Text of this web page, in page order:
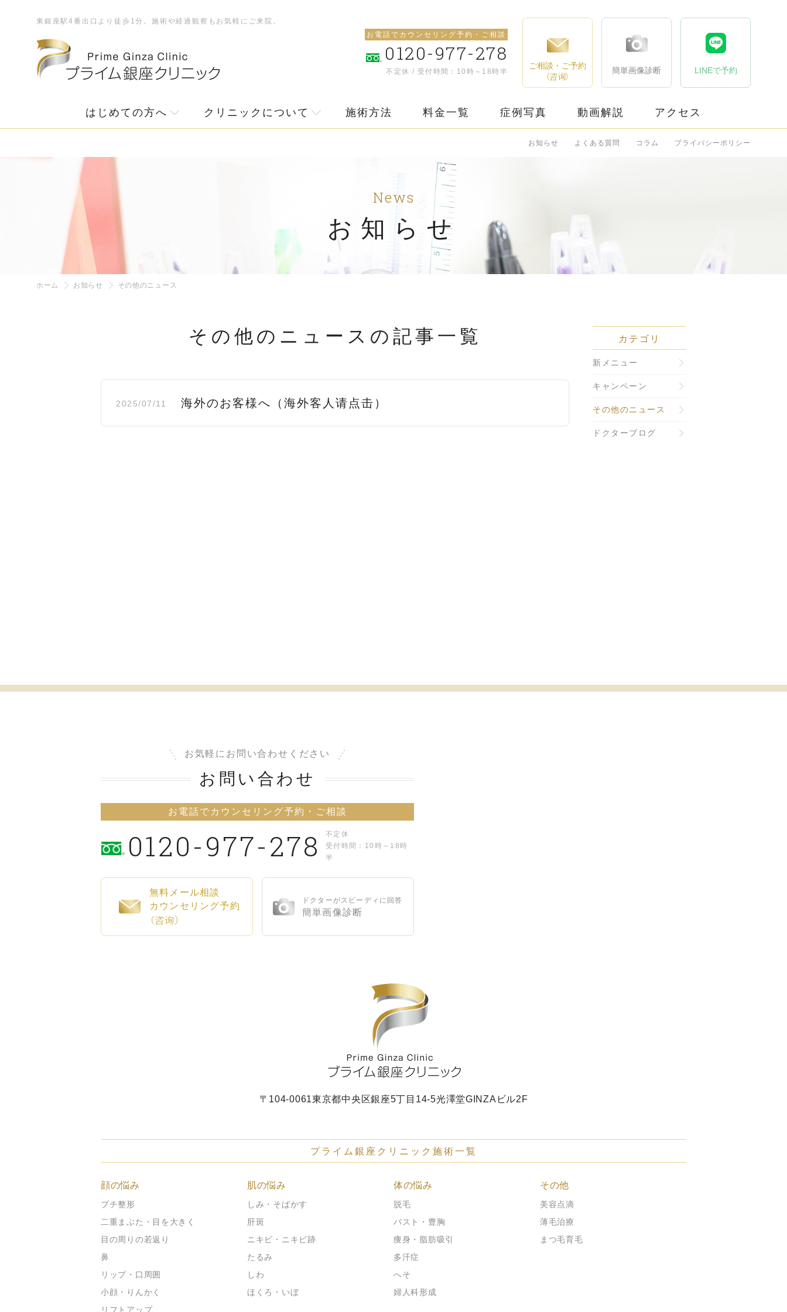
東銀座駅4番出口より徒歩1分。施術や経過観察もお気軽にご来院。
お電話でカウンセリング予約・ご相談
0120-977-278
不定休 / 受付時間：10時～18時半
ご相談・ご予約
（咨询） 簡単画像診断 LINEで予約
はじめての方へ クリニックについて 施術方法 料金一覧 症例写真 動画解説 アクセス
お知らせ よくある質問 コラム プライバシーポリシー
News
お知らせ
ホーム お知らせ その他のニュース
カテゴリ
新メニュー
キャンペーン
その他のニュース
ドクターブログ
その他のニュースの記事一覧
2025/07/11 海外のお客様へ（海外客人请点击）
お気軽にお問い合わせください
お問い合わせ
お電話でカウンセリング予約・ご相談
0120-977-278
不定休
受付時間：10時～18時
半
無料メール相談
カウンセリング予約
（咨询）
ドクターがスピーディに回答
簡単画像診断
〒104-0061東京都中央区銀座5丁目14-5光澤堂GINZAビル2F
プライム銀座クリニック施術一覧
顔の悩み
プチ整形
二重まぶた・目を大きく
目の周りの若返り
鼻
リップ・口周囲
小顔・りんかく
リフトアップ
肌の悩み
しみ・そばかす
肝斑
ニキビ・ニキビ跡
たるみ
しわ
ほくろ・いぼ
体の悩み
脱毛
バスト・豊胸
痩身・脂肪吸引
多汗症
へそ
婦人科形成
その他
美容点滴
薄毛治療
まつ毛育毛